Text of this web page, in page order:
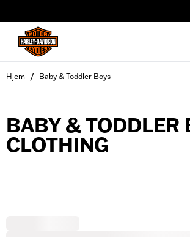
Hjem / Baby & Toddler Boys
BABY & TODDLER
CLOTHING